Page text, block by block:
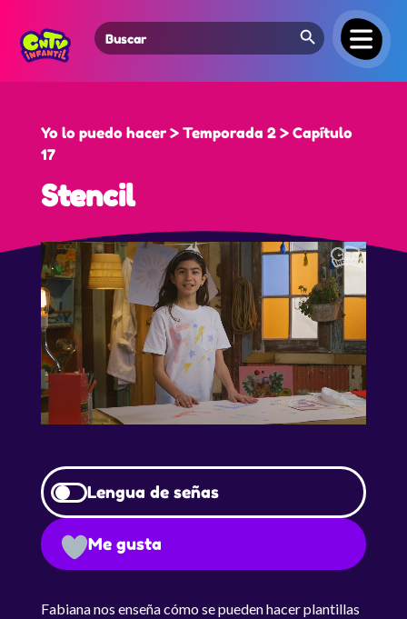
Search
for:
Search Button
Yo lo puedo hacer > Temporada 2 > Capítulo
17
Stencil
Lengua de señas
Me gusta
Fabiana nos enseña cómo se pueden hacer plantillas